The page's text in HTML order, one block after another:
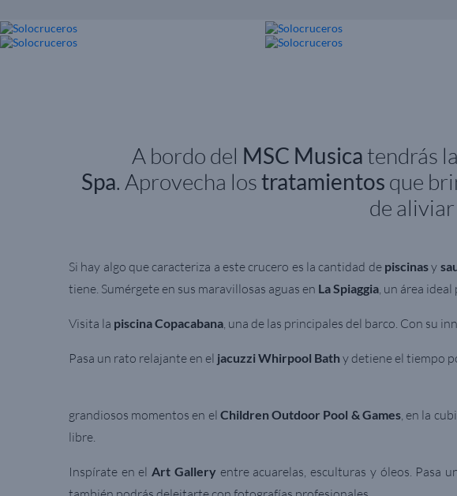
A bordo del MSC Musica tendrás
Spa. Aprovecha lostratamientos que
de
Si hay algo que caracteriza a este crucero es la cantidad de piscinasy
tiene. Sumérgete en sus maravillosas aguas en La Spiaggia, un área
Visita la piscina Copacabana, una de las principales del barco. Con su
Pasa un rato relajante en el jacuzzi Whirpool Bath y detiene el tiempo
grandiosos momentos en el Children Outdoor Pool & Games, en la
libre.
Inspírate en elArt Gallery entre acuarelas, esculturas y óleos. Pasa